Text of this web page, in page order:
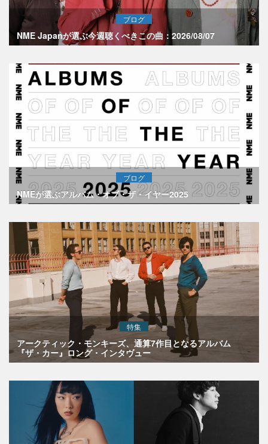
ブログ
NME Japanが選ぶ今週聴くべきこの曲：2026/08/07
ブログ
NMEが選ぶアルバム・オブ・ザ・イヤー2025
特集
アークティック・モンキーズ、通算7作目となるアルバム
『ザ・カー』ロング・インタヴュー